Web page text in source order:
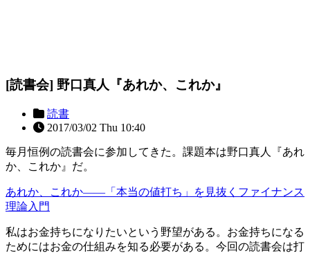
[読書会] 野口真人『あれか、これか』
読書
2017/03/02 Thu 10:40
毎月恒例の読書会に参加してきた。課題本は野口真人『あれ
か、これか』だ。
あれか、これか――「本当の値打ち」を見抜くファイナンス
理論入門
私はお金持ちになりたいという野望がある。お金持ちになる
ためにはお金の仕組みを知る必要がある。今回の読書会は打